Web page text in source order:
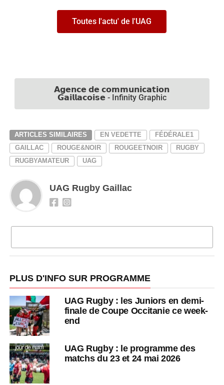
Toutes l'actu' de l'UAG
𝗔𝗴𝗲𝗻𝗰𝗲 𝗱𝗲 𝗰𝗼𝗺𝗺𝘂𝗻𝗶𝗰𝗮𝘁𝗶𝗼𝗻
𝗚𝗮𝗶𝗹𝗹𝗮𝗰𝗼𝗶𝘀𝗲 - Infinity Graphic
ARTICLES SIMILAIRES EN VEDETTE
FÉDÉRALE1
GAILLAC
ROUGE&NOIR ROUGEETNOIR
RUGBY
RUGBYAMATEUR
UAG
UAG Rugby Gaillac
PLUS D'INFO SUR PROGRAMME
UAG Rugby : les Juniors en demi-
finale de Coupe Occitanie ce week-
end
UAG Rugby : le programme des
matchs du 23 et 24 mai 2026